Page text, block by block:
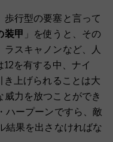
歩行型の要塞と言って
装甲 」を使うと、その
スキャノンなど、人
を有する中、ナイ
き上げられることは大
力を放つことができ
ハープーンですら、敵
結果を出さなければな